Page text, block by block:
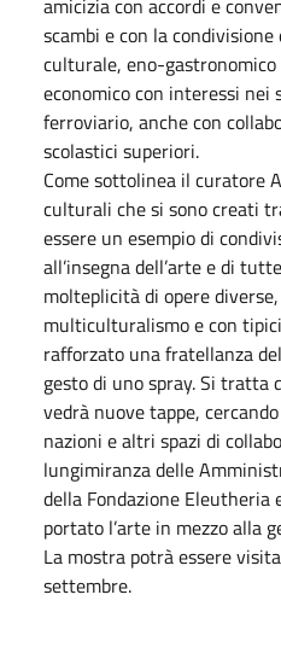
scambi e con la
culturale, eno-
economico con interessi nei
ferroviario, anche con
scolastici superiori.
Come sottolinea il curatore
culturali che si sono creati
essere un esempio di
all’insegna dell’arte e di
molteplicità di opere
multiculturalismo e con
rafforzato una fratellanza
gesto di uno spray. Si tratta
vedrà nuove tappe,
nazioni e altri spazi di
lungimiranza delle
della Fondazione
portato l’arte in mezzo alla
La mostra potrà essere
settembre.